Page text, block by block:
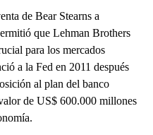
de Bear Stearns a
que Lehman Brothers
para los mercados
a la Fed en 2011 después
al plan del banco
de US$ 600.000 millones